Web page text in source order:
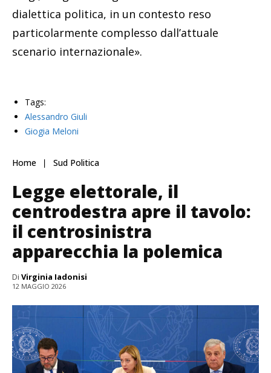
dialettica politica, in un contesto reso
particolarmente complesso dall’attuale
scenario internazionale».
Tags:
Alessandro Giuli
Giogia Meloni
Home Sud Politica
Legge elettorale, il
centrodestra apre il tavolo:
il centrosinistra
apparecchia la polemica
Di Virginia Iadonisi
12 MAGGIO 2026